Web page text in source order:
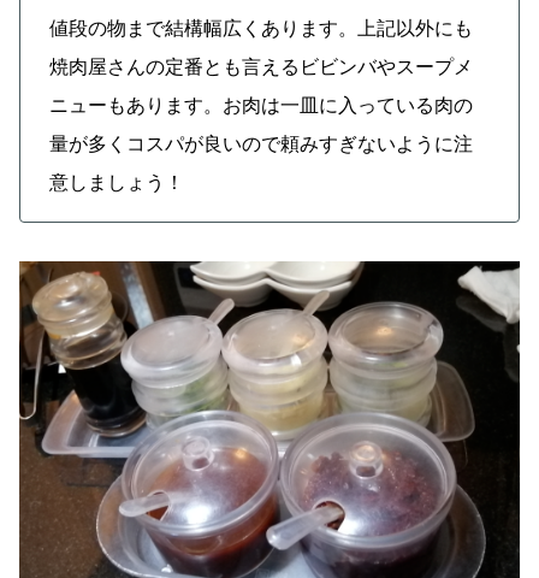
値段の物まで結構幅広くあります。上記以外にも
焼肉屋さんの定番とも言えるビビンバやスープメ
ニューもあります。お肉は一皿に入っている肉の
量が多くコスパが良いので頼みすぎないように注
意しましょう！